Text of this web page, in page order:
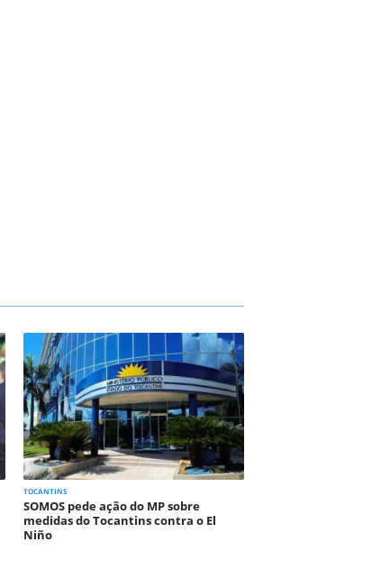
TOCANTINS
SOMOS pede ação do MP sobre
medidas do Tocantins contra o El
Niño